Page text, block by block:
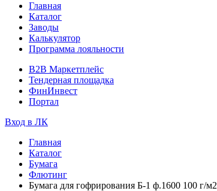
Главная
Каталог
Заводы
Калькулятор
Программа лояльности
B2B Маркетплейс
Тендерная площадка
ФинИнвест
Портал
Вход в ЛК
Главная
Каталог
Бумага
Флютинг
Бумага для гофрирования Б-1 ф.1600 100 г/м2